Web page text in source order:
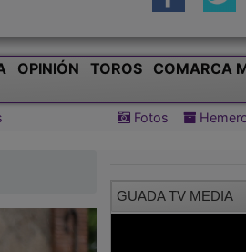
OPINIÓN TOROS
COMARCA
Fotos
GUADA TV MEDIA